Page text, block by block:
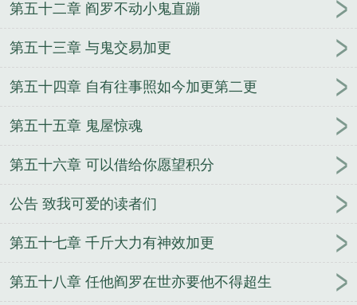
第五十二章 阎罗不动小鬼直蹦
第五十三章 与鬼交易加更
第五十四章 自有往事照如今加更第二更
第五十五章 鬼屋惊魂
第五十六章 可以借给你愿望积分
公告 致我可爱的读者们
第五十七章 千斤大力有神效加更
第五十八章 任他阎罗在世亦要他不得超生